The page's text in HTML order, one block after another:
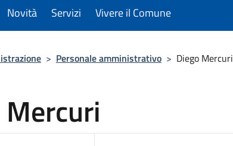
Novità Servizi Vivere il Comune
> Personale amministrativo > Diego Mercuri